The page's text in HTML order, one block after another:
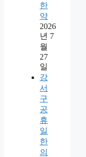
한
약
2026
년 7
월
27
일
강
서
구
공
휴
일
한
의